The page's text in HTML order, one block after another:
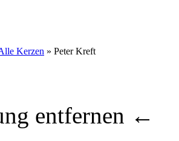
Kerzen » Peter Kreft
entfernen ←